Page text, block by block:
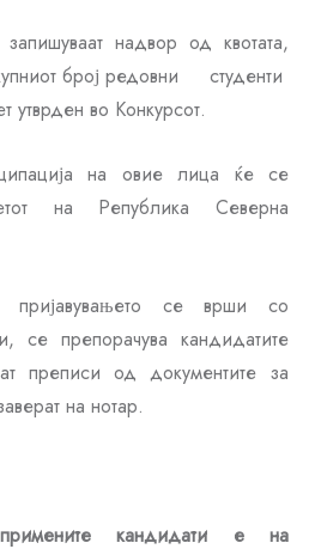
надвор од квотата,
број редовни студенти
утврден во Конкурсот.
на овие лица ќе се
на Република Северна
пријавувањето се врши со
се препорачува кандидатите
преписи од документите за
на нотар.
кандидати е на